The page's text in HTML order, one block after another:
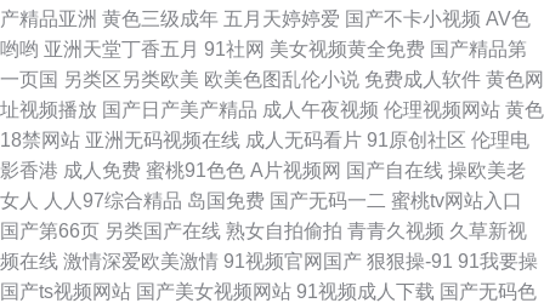
产精品亚洲 黄色三级成年 五月天婷婷爱 国产不卡小视频 AV色
哟哟 亚洲天堂丁香五月 91社网 美女视频黄全免费 国产精品第
一页国 另类区另类欧美 欧美色图乱伦小说 免费成人软件 黄色网
址视频播放 国产日产美产精品 成人午夜视频 伦理视频网站 黄色
18禁网站 亚洲无码视频在线 成人无码看片 91原创社区 伦理电
影香港 成人免费 蜜桃91色色 A片视频网 国产自在线 操欧美老
女人
人人97综合精品 岛国免费 国产无码一二 蜜桃tv网站入口
国产第66页 另类国产在线 熟女自拍偷拍 青青久视频 久草新视
频在线 激情深爱欧美激情 91视频官网国产 狠狠操-91 91我要操
国产ts视频网站 国产美女视频网站 91视频成人下载 国产无码色